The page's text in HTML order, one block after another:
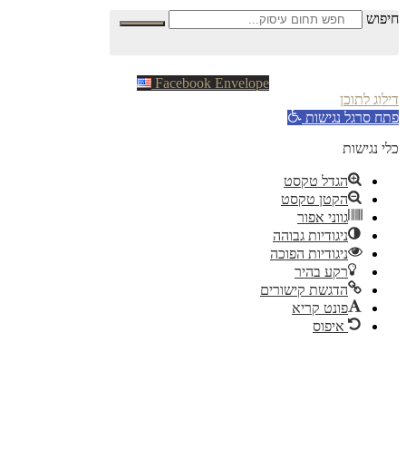
Facebook Envelope
לתוכן
סרגל נגישות
נגישות
הגדל טקסט
הקטן טקסט
גווני אפור
ניגודיות גבוהה
ניגודיות הפוכה
רקע בהיר
הדגשת קישורים
פונט קריא
איפוס